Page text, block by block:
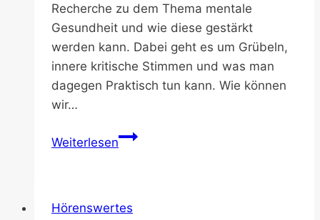
Recherche zu dem Thema mentale
Gesundheit und wie diese gestärkt
werden kann. Dabei geht es um Grübeln,
innere kritische Stimmen und was man
dagegen Praktisch tun kann. Wie können
wir…
WeiterlesenResilienz
Körper
Hörenswertes